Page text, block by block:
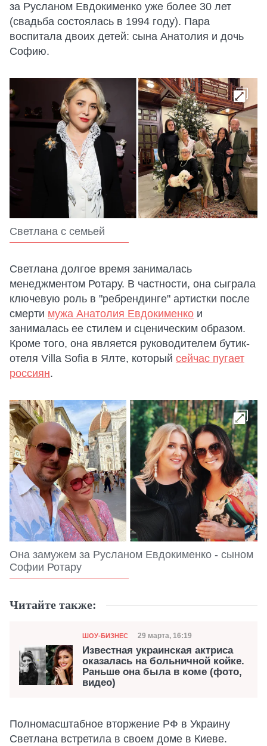
за Русланом Евдокименко уже более 30 лет
(свадьба состоялась в 1994 году). Пара
воспитала двоих детей: сына Анатолия и дочь
Софию.
Светлана с семьей
Светлана долгое время занималась
менеджментом Ротару. В частности, она сыграла
ключевую роль в "ребрендинге" артистки после
смерти мужа Анатолия Евдокименко и
занималась ее стилем и сценическим образом.
Кроме того, она является руководителем бутик-
отеля Villa Sofia в Ялте, который сейчас пугает
россиян.
Она замужем за Русланом Евдокименко - сыном
Софии Ротару
Читайте также:
Категория
ШОУ-БИЗНЕС Дата публикации
29 марта, 16:19
Известная украинская актриса
оказалась на больничной койке.
Раньше она была в коме (фото,
видео)
Полномасштабное вторжение РФ в Украину
Светлана встретила в своем доме в Киеве.